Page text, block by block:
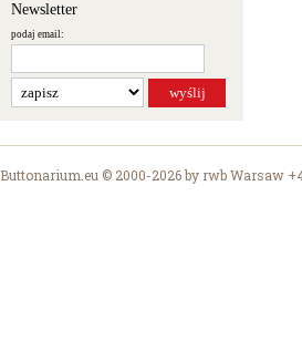
Newsletter
podaj email:
Buttonarium.eu © 2000-2026 by rwb Warsaw